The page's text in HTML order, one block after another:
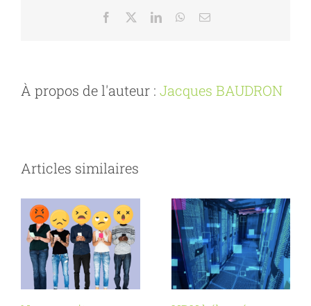
Facebook LinkedInWhatsApp
Email
À propos de l'auteur : Jacques BAUDRON
Articles similaires